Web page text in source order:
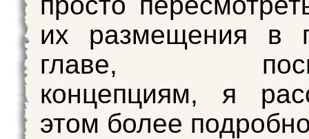
их размещения в
главе,
концепциям, я
этом более